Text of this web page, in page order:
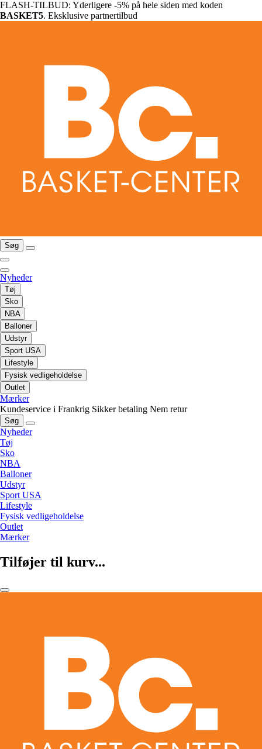
FLASH-TILBUD: Yderligere -5% på hele siden med koden
BASKET5. Eksklusive partnertilbud
Søg
Nyheder
Tøj
Sko
NBA
Balloner
Udstyr
Sport USA
Lifestyle
Fysisk vedligeholdelse
Outlet
Mærker
Kundeservice i Frankrig Sikker betaling Nem retur
Søg
Nyheder
Tøj
Sko
NBA
Balloner
Udstyr
Sport USA
Lifestyle
Fysisk vedligeholdelse
Outlet
Mærker
Tilføjer til kurv...